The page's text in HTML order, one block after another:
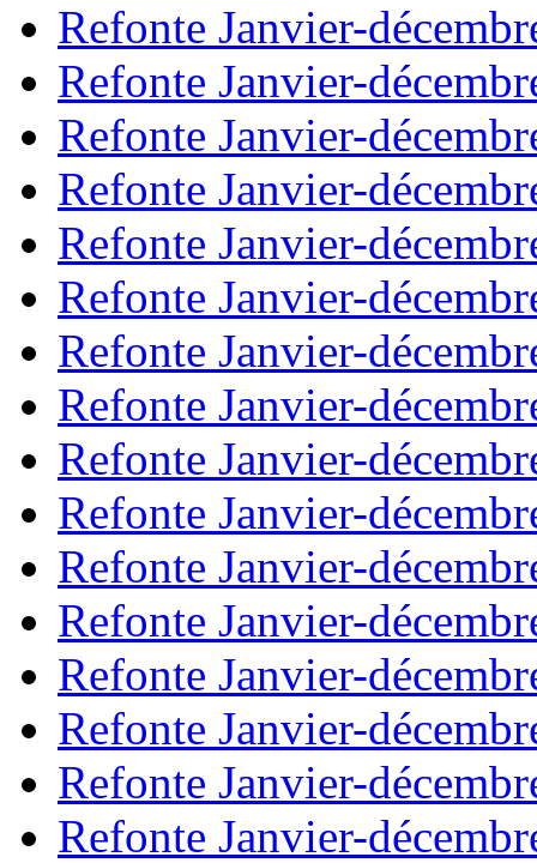
Refonte Janvier-
Refonte Janvier-
Refonte Janvier-
Refonte Janvier-
Refonte Janvier-
Refonte Janvier-
Refonte Janvier-
Refonte Janvier-
Refonte Janvier-
Refonte Janvier-
Refonte Janvier-
Refonte Janvier-
Refonte Janvier-
Refonte Janvier-
Refonte Janvier-
Refonte Janvier-